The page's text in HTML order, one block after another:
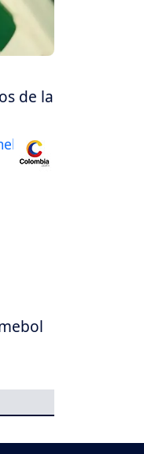
de la